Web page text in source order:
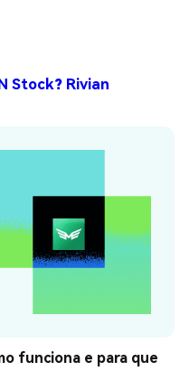
Stock? Rivian
funciona e para que